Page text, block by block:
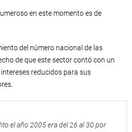
en este momento es de
del número nacional de las
de que este sector contó con un
reducidos para sus
el año 2005 era del 26 al 30 por